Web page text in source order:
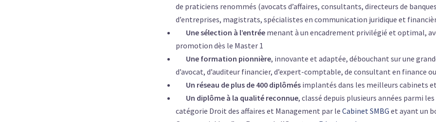
de praticiens renommés (avocats d’affaires, consultants, directeurs de
d’entreprises, magistrats, spécialistes en communication juridique et
Une sélection à l’entréemenant à un encadrement privilégié et optimal,
promotion dès le Master 1
Une formation pionnière, innovante et adaptée, débouchant sur une
d’avocat, d’auditeur financier, d’expert-comptable, de consultant en finance
Un réseau de plus de 400 diplômésimplantés dans les meilleurs cabinets
Un diplôme à la qualité reconnue, classé depuis plusieurs années parmi
catégorie Droit des affaires et Management par le Cabinet SMBG et ayant un